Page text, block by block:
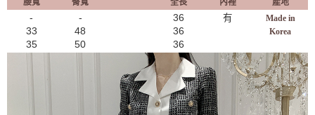
-
33
35
-
48
50
36
36
36
有
Made in
Korea